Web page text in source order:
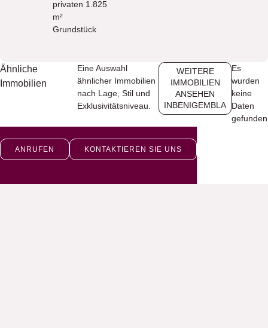
privaten 1.825
m²
Grundstück
Ähnliche
Immobilien
Eine Auswahl
ähnlicher Immobilien
nach Lage, Stil und
Exklusivitätsniveau.
WEITERE
IMMOBILIEN
ANSEHEN
INBENIGEMBLA
Es
wurden
keine
Daten
gefunden
ANRUFEN KONTAKTIEREN SIE UNS